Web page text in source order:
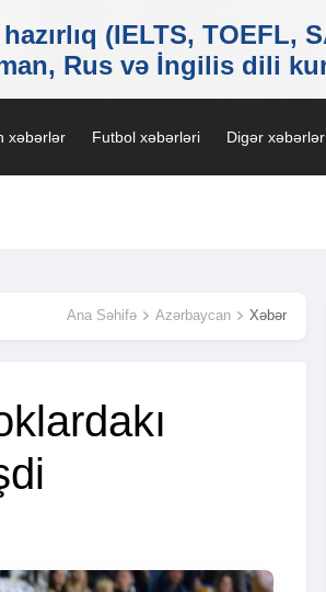
xəbərlər Futbol xəbərləri Digər xəbərlər
Ana Səhifə Azərbaycan Xəbər